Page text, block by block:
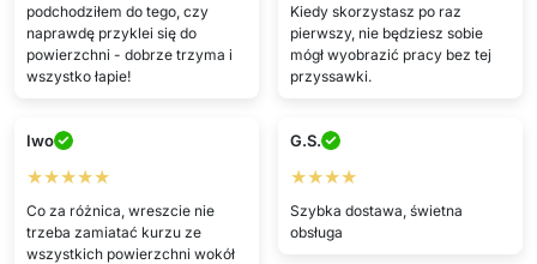
podchodziłem do tego, czy
naprawdę przyklei się do
powierzchni - dobrze trzyma i
wszystko łapie!
Kiedy skorzystasz po raz
pierwszy, nie będziesz sobie
mógł wyobrazić pracy bez tej
przyssawki.
Iwo
★★★★★
Co za różnica, wreszcie nie
trzeba zamiatać kurzu ze
wszystkich powierzchni wokół
G.S.
★★★★
Szybka dostawa, świetna
obsługa